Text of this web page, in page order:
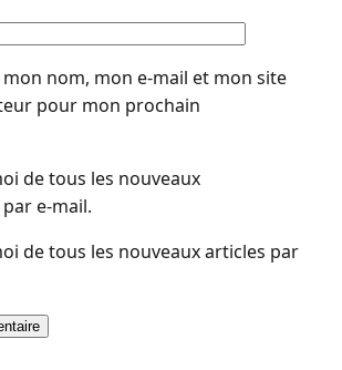
nom, mon e-mail et mon site
pour mon prochain
de tous les nouveaux
e-mail.
de tous les nouveaux articles par